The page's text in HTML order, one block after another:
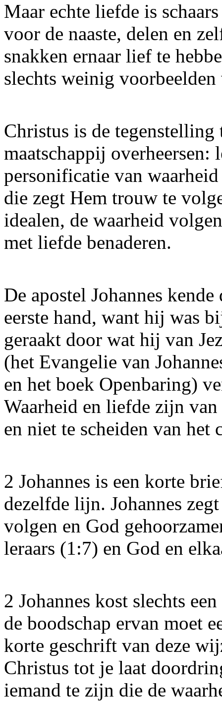
Maar echte liefde is
voor de naaste, delen en
snakken ernaar lief te
slechts weinig
Christus is de
maatschappij overheersen:
personificatie van
die zegt Hem trouw te
idealen, de waarheid
met liefde benaderen.
De apostel Johannes
eerste hand, want hij was
geraakt door wat hij van
(het Evangelie van
en het boek Openbaring)
Waarheid en liefde zijn
en niet te scheiden van het
2 Johannes is een korte
dezelfde lijn. Johannes
volgen en God
leraars (1:7) en God en
2 Johannes kost slechts
de boodschap ervan moet
korte geschrift van deze
Christus tot je laat
iemand te zijn die de